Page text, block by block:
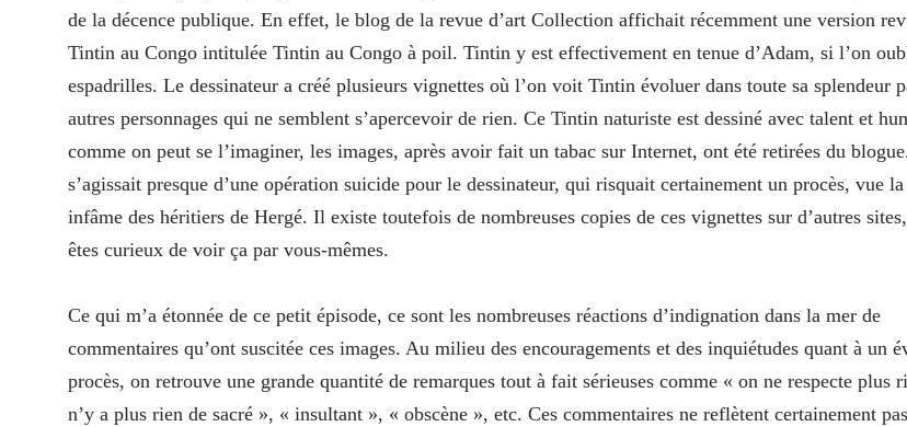
de la décence publique. En effet, le blog de la revue d’art Collection affichait récemment une version
Tintin au Congo intitulée Tintin au Congo à poil. Tintin y est effectivement en tenue d’Adam, si l’on
espadrilles. Le dessinateur a créé plusieurs vignettes où l’on voit Tintin évoluer dans toute sa splendeur
autres personnages qui ne semblent s’apercevoir de rien. Ce Tintin naturiste est dessiné avec talent et
comme on peut se l’imaginer, les images, après avoir fait un tabac sur Internet, ont été retirées du
s’agissait presque d’une opération suicide pour le dessinateur, qui risquait certainement un procès, vue
infâme des héritiers de Hergé. Il existe toutefois de nombreuses copies de ces vignettes sur d’autres
êtes curieux de voir ça par vous-mêmes.
Ce qui m’a étonnée de ce petit épisode, ce sont les nombreuses réactions d’indignation dans la mer de
commentaires qu’ont suscitée ces images. Au milieu des encouragements et des inquiétudes quant à un
procès, on retrouve une grande quantité de remarques tout à fait sérieuses comme « on ne respecte plus
n’y a plus rien de sacré », « insultant », « obscène », etc. Ces commentaires ne reflètent certainement